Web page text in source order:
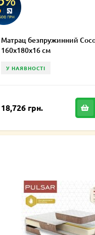
Матрац безпружинний
160х180х16 см
У НАЯВНОСТІ
18,726 грн.